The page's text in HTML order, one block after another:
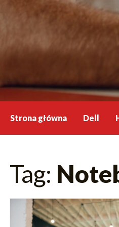
Strona główna Dell
Tag: